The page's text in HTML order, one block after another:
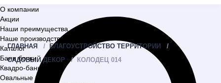
О компании
Акции
Наши преимущества
Наше производство
Каталог
Бани бочки
Квадро-бани
Овальные бани
ГЛАВНАЯ
БЛАГОУСТРОЙСТВО ТЕРРИТОРИИ
САДОВЫЙ ДЕКОР
КОЛОДЕЦ 014